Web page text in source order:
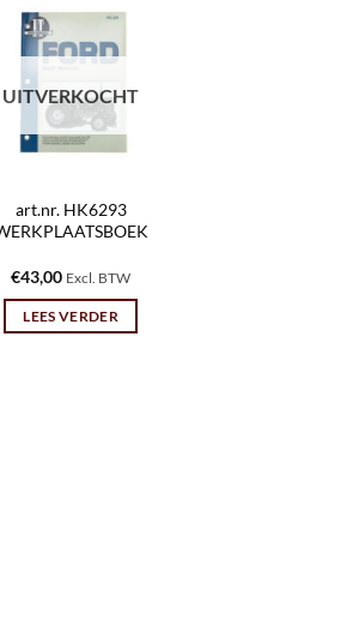
UITVERKOCHT
art.nr. HK6293
€43,00 Excl. BTW
LEES VERDER